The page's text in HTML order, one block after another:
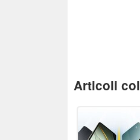
Articoli